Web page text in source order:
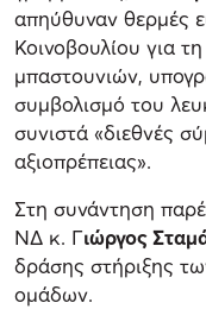
απηύθυναν θερμές
Κοινοβουλίου για
μπαστουνιών,
συμβολισμό του
συνιστά «διεθνές
αξιοπρέπειας».
Στη συνάντηση
ΝΔ κ. Γιώργος
δράσης στήριξης
ομάδων.